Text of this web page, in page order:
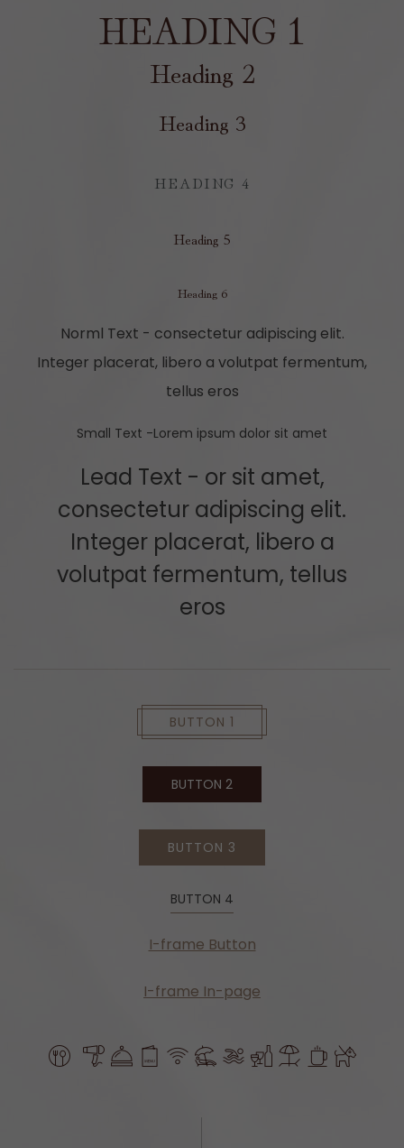
HEADING 1
Heading 2
Heading 3
HEADING 4
Heading 5
Heading 6
Norml Text - consectetur adipiscing elit.
Integer placerat, libero a volutpat fermentum,
tellus eros
Small Text -Lorem ipsum dolor sit amet
Lead Text - or sit amet,
consectetur adipiscing elit.
Integer placerat, libero a
volutpat fermentum, tellus
eros
BUTTON 1
BUTTON 2
BUTTON 3
BUTTON 4
I-frame Button
I-frame In-page
​